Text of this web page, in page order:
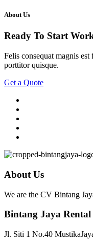
About Us
Ready To Start
Felis consequat magnis est
porttitor quisque.
Get a Quote
About Us
We are the CV Bintang
Bintang Jaya Rental
Jl. Siti 1 No.40